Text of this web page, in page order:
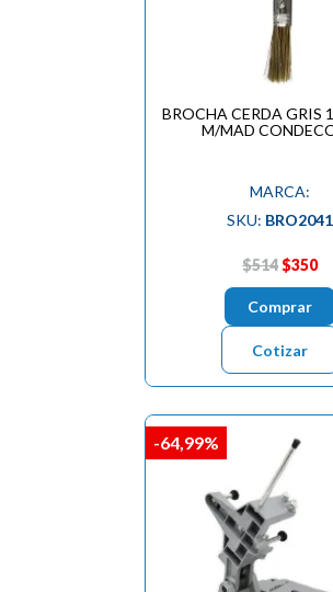
BROCHA CERDA GRIS
M/MAD
MARCA:
SKU: BRO2041
$514$350
Comprar
Cotizar
-64,99%